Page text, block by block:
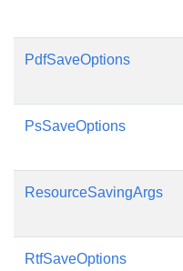
PdfSaveOptions
PsSaveOptions
ResourceSavingArgs
RtfSaveOptions